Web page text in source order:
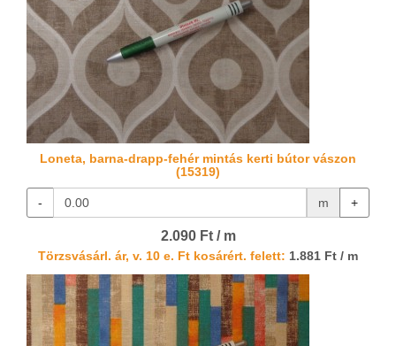
Loneta, barna-drapp-fehér mintás kerti bútor vászon
(15319)
- m +
2.090 Ft / m
Törzsvásárl. ár, v. 10 e. Ft kosárért. felett: 1.881 Ft / m